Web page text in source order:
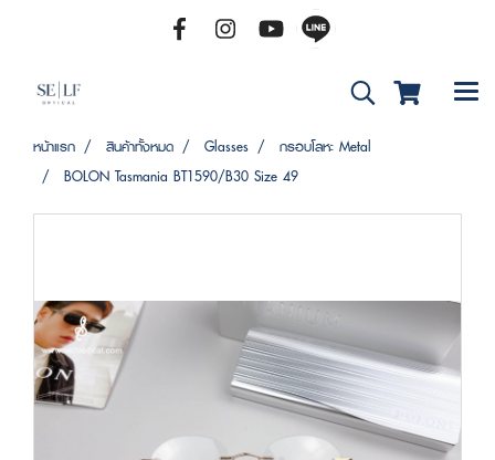
หน้าแรก สินค้าทั้งหมด Glasses
กรอบโลหะ Metal
BOLON Tasmania BT1590/B30 Size 49